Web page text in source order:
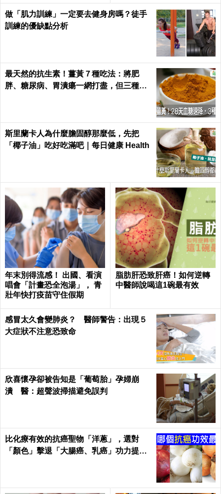
做「肌力訓練」一定要去健身房嗎？徒手
訓練的優缺點分析
最天然的抗生素！薑黃７種吃法：將肥
胖、糖尿病、胃潰瘍一網打盡，但三種人
斯里蘭卡人為什麼膽固醇那麼低，先把
「椰子油」吃好吃滿吧｜每日健康 Health
年末別得流感！ 出國、看演
唱會「計畫恐全泡湯」， 青
壯年快打疫苗守住假期
脂肪肝恐致肝癌！如何逆轉
中醫師說喝這1碗最有效
感冒太久會變肺炎？ 醫師警告：出現５
大症狀不注意恐致命
欣喜懷孕卻被告知是「葡萄胎」孕婦崩
潰 醫：超聲波掃描避免誤判
比化療有效的抗癌聖物「洋蔥」，選對
「顏色」擊退「大腸癌、乳癌」功力提升1